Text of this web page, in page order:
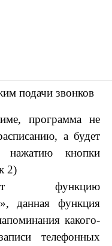
подачи звонков
программа не
а будет
кнопки
2)
функцию
данная функция
какого-
телефонных